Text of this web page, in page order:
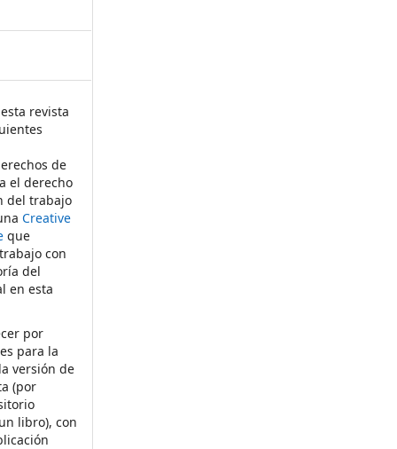
revista
de
el derecho
del trabajo
Creative
que
con
del
en esta
por
para la
versión de
(por
libro), con